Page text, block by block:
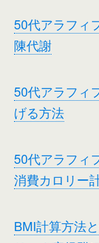
50代アラフィ
陳代謝
50代アラフィ
げる方法
50代アラフィ
消費カロリー
BMI計算方法